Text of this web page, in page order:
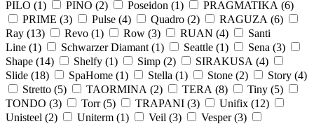
PILO (1) PINO (2) Poseidon (1) PRAGMATIKA (6)
PRIME (3) Pulse (4) Quadro (2) RAGUZA (6)
Ray (13) Revo (1) Row (3) RUAN (4)
Santi
Line (1) Schwarzer Diamant (1) Seattle (1) Sena (3)
Shape (14) Shelfy (1) Simp (2) SIRAKUSA (4)
Slide (18) SpaHome (1) Stella (1) Stone (2) Story (4)
Stretto (5) TAORMINA (2) TERA (8) Tiny (5)
TONDO (3) Torr (5) TRAPANI (3) Unifix (12)
Unisteel (2) Uniterm (1) Veil (3) Vesper (3)